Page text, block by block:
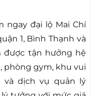
ngay đại lộ Mai Chí
1, Bình Thạnh và
được tận hưởng hệ
phòng gym, khu vui
và dịch vụ quản lý